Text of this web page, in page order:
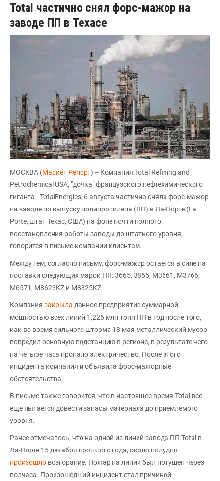
Total частично снял форс-мажор на
заводе ПП в Техасе
МОСКВА (Маркет Репорт) -- Компания Total Refining and
Petrochemical USA, "дочка" французского нефтехимического
гиганта - TotalEnergies, 6 августа частично сняла форс-мажор
на заводе по выпуску полипропилена (ПП) в Ла-Порте (La
Porte, штат Техас, США) на фоне почти полного
восстановления работы заводы до штатного уровня,
говорится в письме компании клиентам.
Между тем, согласно письму, форс-мажор остается в силе на
поставки следующих марок ПП: 3665, 3865, M3661, M3766,
M6571, M8623KZ и M8825KZ.
Компания закрыла данное предприятие суммарной
мощностью всех линий 1,226 млн тонн ПП в год после того,
как во время сильного шторма 18 мая металлический мусор
повредил основную подстанцию в регионе, в результате чего
на четыре часа пропало электричество. После этого
инцидента компания и объявила форс-мажорные
обстоятельства.
В письме также говорится, что в настоящее время Total все
еще пытается довести запасы материала до приемлемого
уровня.
Ранее отмечалось, что на одной из линий завода ПП Total в
Ла-Порте 15 декабря прошлого года, около полудня
произошло возгорание. Пожар на линии был потушен через
полчаса. Произошедший инцидент стал причиной